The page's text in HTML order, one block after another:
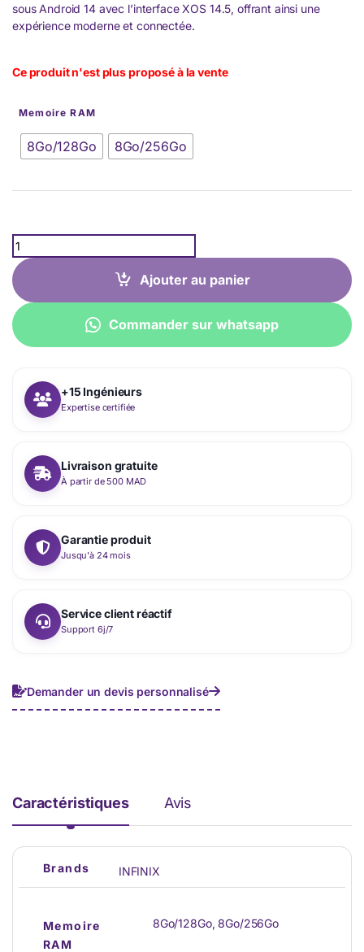
sous Android 14 avec l’interface XOS 14.5, offrant ainsi une
expérience moderne et connectée.
Ce produit n'est plus proposé à la vente
Memoire RAM
8Go/128Go 8Go/256Go
Quantity
Ajouter au panier
Commander sur whatsapp
+15 Ingénieurs
Expertise certifiée
Livraison gratuite
À partir de 500 MAD
Garantie produit
Jusqu'à 24 mois
Service client réactif
Support 6j/7
Demander un devis personnalisé
Caractéristiques Avis
Brands INFINIX
Memoire
RAM
8Go/128Go, 8Go/256Go